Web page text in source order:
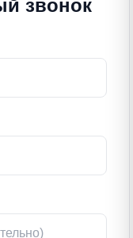
звонок